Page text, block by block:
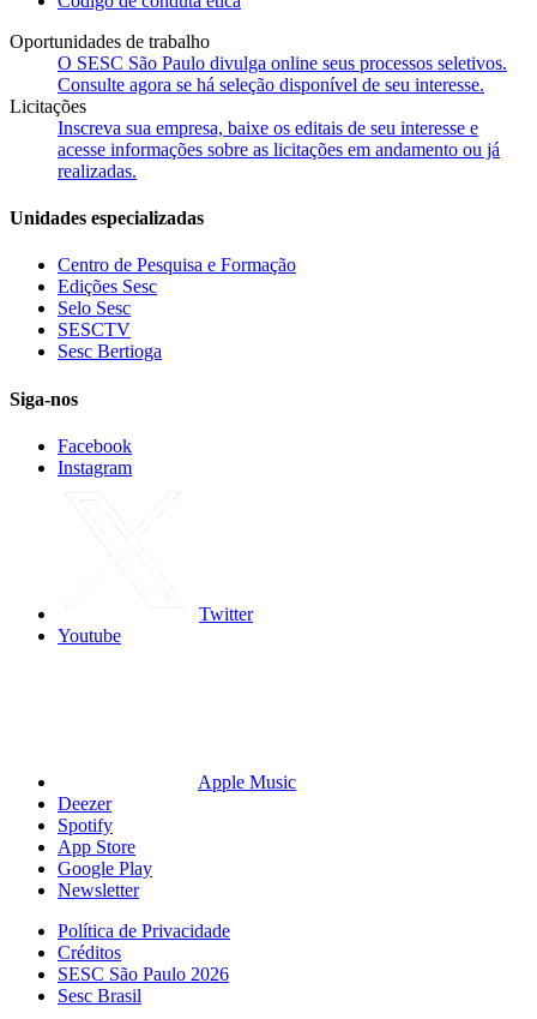
Oportunidades de trabalho
O SESC São Paulo divulga online seus processos seletivos.
Consulte agora se há seleção disponível de seu interesse.
Licitações
Inscreva sua empresa, baixe os editais de seu interesse e
acesse informações sobre as licitações em andamento ou já
realizadas.
Unidades especializadas
Centro de Pesquisa e Formação
Edições Sesc
Selo Sesc
SESCTV
Sesc Bertioga
Siga-nos
Facebook
Instagram
Twitter
Youtube
Apple Music
Deezer
Spotify
App Store
Google Play
Newsletter
Política de Privacidade
Créditos
SESC São Paulo 2026
Sesc Brasil